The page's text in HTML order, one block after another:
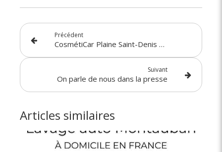
Précédent
CosmétiCar Plaine Saint-Denis et Actu Auto
Suivant
On parle de nous dans la presse
Articles similaires